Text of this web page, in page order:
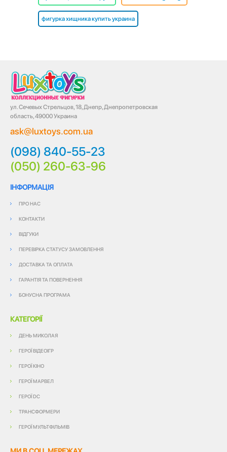
фигурка хищника купить украина
ул. Сечевых Стрельцов, 18, Днепр, Днепропетровская
область, 49000 Украина
ask@luxtoys.com.ua
(098) 840-55-23
(050) 260-63-96
ІНФОРМАЦІЯ
ПРО НАС
КОНТАКТИ
ВІДГУКИ
ПЕРЕВІРКА СТАТУСУ ЗАМОВЛЕННЯ
ДОСТАВКА ТА ОПЛАТА
ГАРАНТІЯ ТА ПОВЕРНЕННЯ
БОНУСНА ПРОГРАМА
КАТЕГОРІЇ
ДЕНЬ МИКОЛАЯ
ГЕРОЇ ВІДЕОІГР
ГЕРОЇ КІНО
ГЕРОЇ МАРВЕЛ
ГЕРОЇ DC
ТРАНСФОРМЕРИ
ГЕРОЇ МУЛЬТФІЛЬМІВ